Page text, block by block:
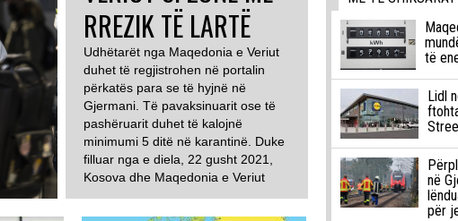
RREZIK TË LARTË
Udhëtarët nga Maqedonia e Veriut
duhet të regjistrohen në portalin
përkatës para se të hyjnë në
Gjermani. Të pavaksinuarit ose të
pashëruarit duhet të kalojnë
minimumi 5 ditë në karantinë. Duke
filluar nga e diela, 22 gusht 2021,
Kosova dhe Maqedonia e Veriut
të
Lidl
në
për